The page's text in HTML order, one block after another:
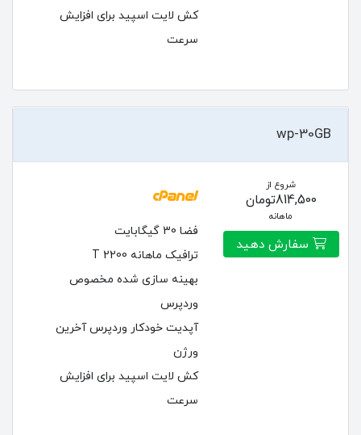
کش لایت اسپید برای افزایش
سرعت
wp-30GB
فضا 30 گیگابایت
ترافیک ماهانه 2200 T
بهینه سازی شده مخصوص
وردپرس
آپدیت خودکار وردپرس آخرین
ورژن
کش لایت اسپید برای افزایش
سرعت
شروع از
814,500تومان
ماهانه
سفارش دهید